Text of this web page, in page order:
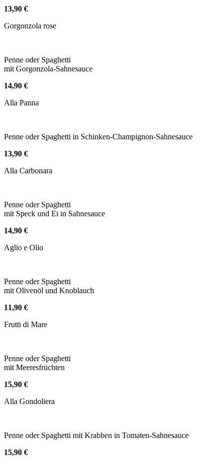
13,90 €
Gorgonzola rose
Penne oder Spaghetti
mit Gorgonzola-Sahnesauce
14,90 €
Alla Panna
Penne oder Spaghetti in Schinken-Champignon-Sahnesauce
13,90 €
Alla Carbonara
Penne oder Spaghetti
mit Speck und Ei in Sahnesauce
14,90 €
Aglio e Olio
Penne oder Spaghetti
mit Olivenöl und Knoblauch
11,90 €
Frutti di Mare
Penne oder Spaghetti
mit Meeresfrüchten
15,90 €
Alla Gondoliera
Penne oder Spaghetti mit Krabben in Tomaten-Sahnesauce
15,90 €